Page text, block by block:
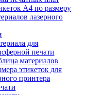
А4 по размеру
лазерного
для
печати
материалов
этикеток для
принтера